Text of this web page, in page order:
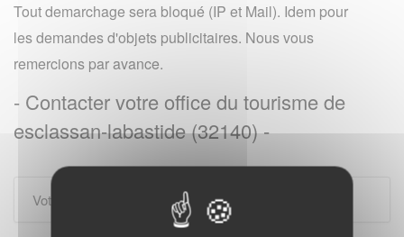
Tout demarchage sera bloqué (IP et Mail). Idem pour
les demandes d'objets publicitaires. Nous vous
remercions par avance.
- Contacter votre office du tourisme de
esclassan-labastide (32140) -